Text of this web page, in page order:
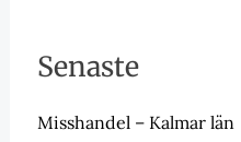
Senaste
Misshandel – Kalmar län